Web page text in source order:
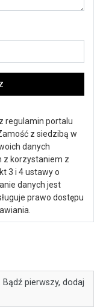
regulamin portalu
z siedzibą w
danych
z korzystaniem z
3 i 4 ustawy o
danych jest
prawo dostępu
pierwszy, dodaj